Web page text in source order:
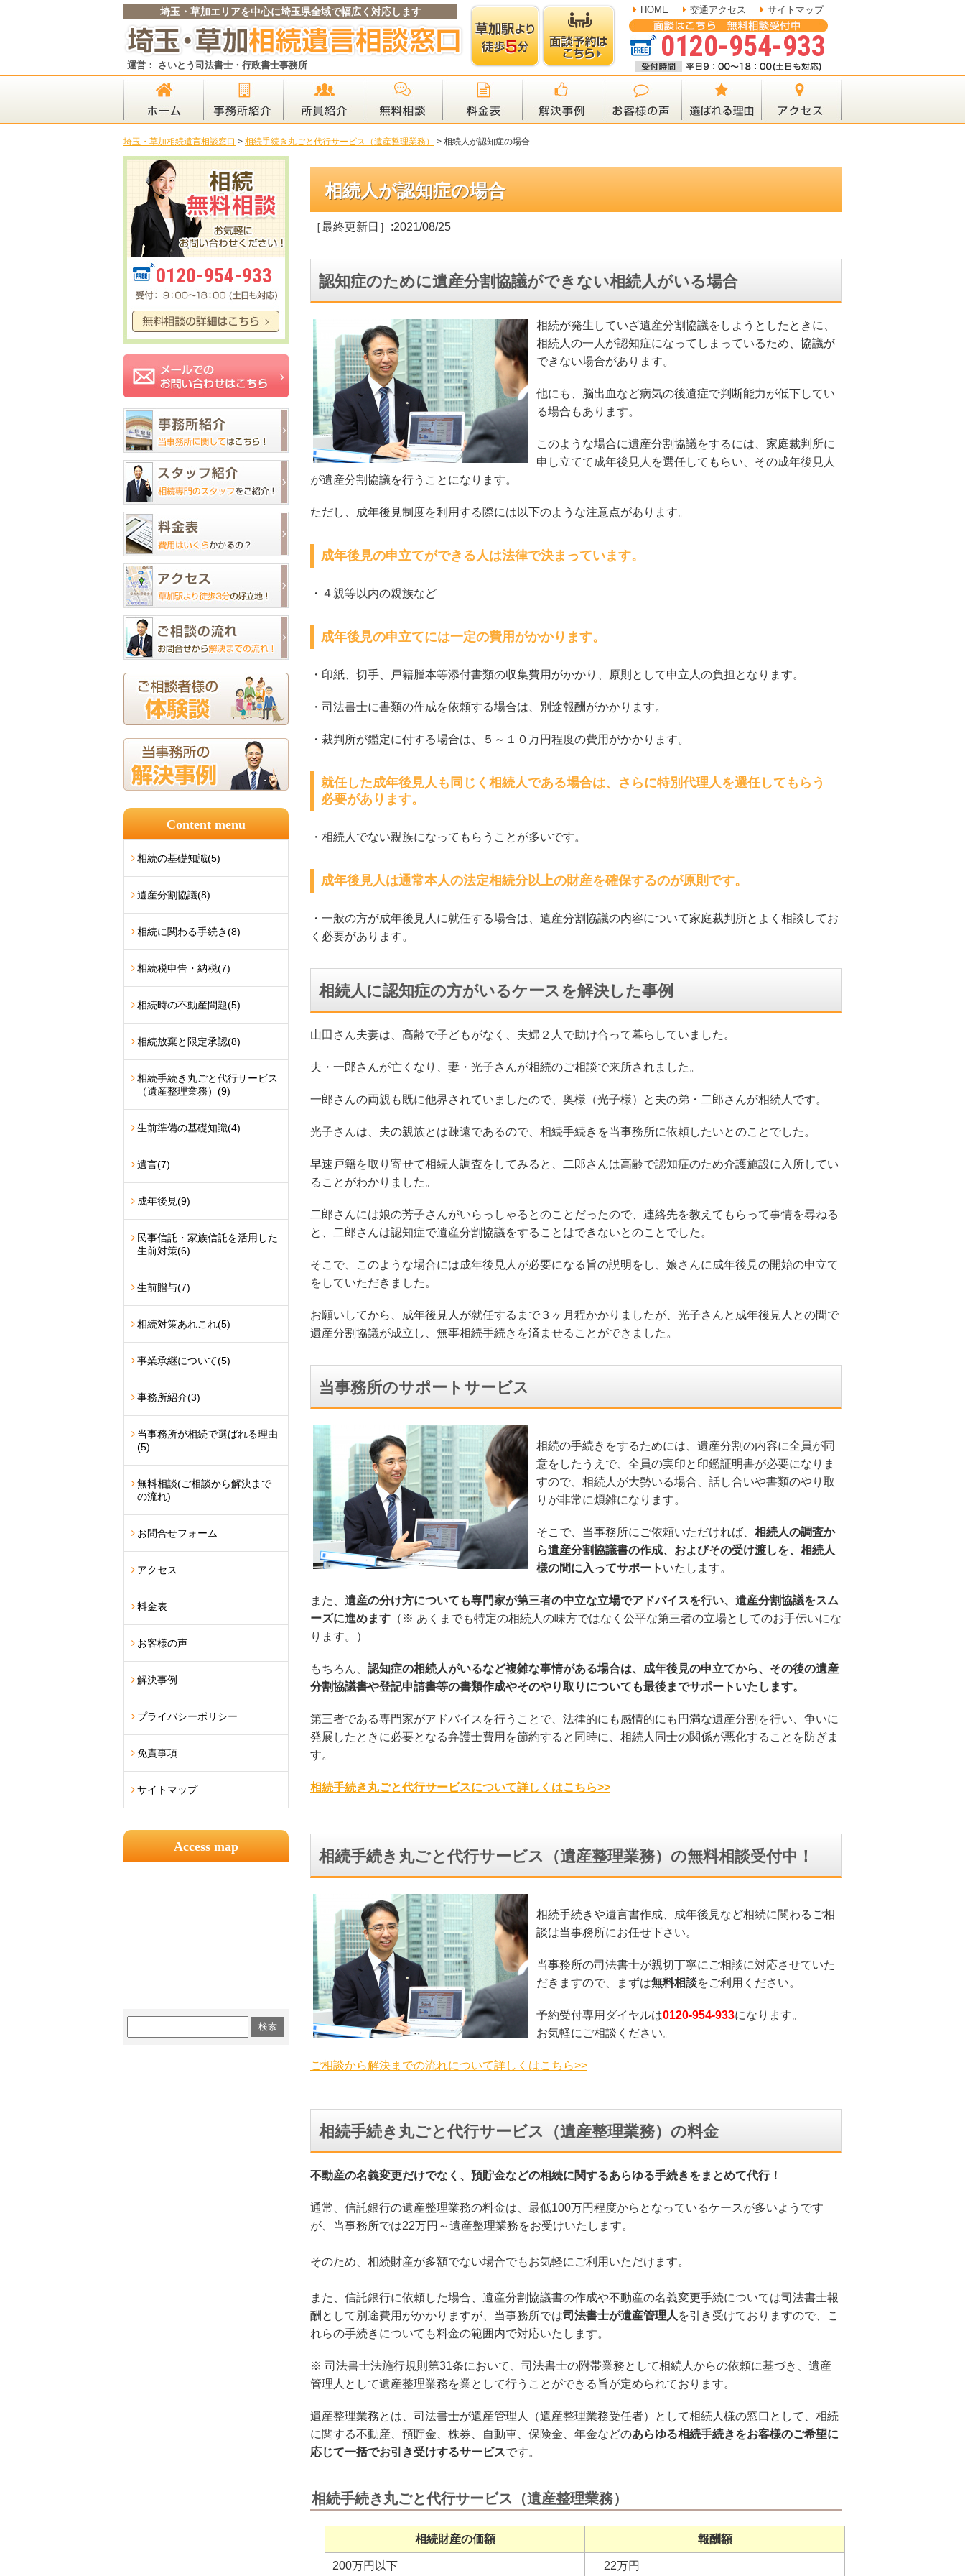
埼玉・草加エリアを中心に埼玉県全域で幅広く対応します
運営： さいとう司法書士・行政書士事務所
HOME 交通アクセス サイトマップ
0120-954-933
埼玉・草加相続遺言相談窓口 > 相続手続き丸ごと代行サービス（遺産整理業務） > 相続人が認知症の場合
相続人が認知症の場合
［最終更新日］:2021/08/25
認知症のために遺産分割協議ができない相続人がいる場合
相続が発生していざ遺産分割協議をしようとしたときに、
相続人の一人が認知症になってしまっているため、協議が
できない場合があります。
他にも、脳出血など病気の後遺症で判断能力が低下してい
る場合もあります。
このような場合に遺産分割協議をするには、家庭裁判所に
申し立てて成年後見人を選任してもらい、その成年後見人
が遺産分割協議を行うことになります。
ただし、成年後見制度を利用する際には以下のような注意点があります。
成年後見の申立てができる人は法律で決まっています。
・４親等以内の親族など
成年後見の申立てには一定の費用がかかります。
・印紙、切手、戸籍謄本等添付書類の収集費用がかかり、原則として申立人の負担となります。
・司法書士に書類の作成を依頼する場合は、別途報酬がかかります。
・裁判所が鑑定に付する場合は、５～１０万円程度の費用がかかります。
就任した成年後見人も同じく相続人である場合は、さらに特別代理人を選任してもらう
必要があります。
・相続人でない親族になってもらうことが多いです。
成年後見人は通常本人の法定相続分以上の財産を確保するのが原則です。
・一般の方が成年後見人に就任する場合は、遺産分割協議の内容について家庭裁判所とよく相談してお
く必要があります。
相続人に認知症の方がいるケースを解決した事例
山田さん夫妻は、高齢で子どもがなく、夫婦２人で助け合って暮らしていました。
夫・一郎さんが亡くなり、妻・光子さんが相続のご相談で来所されました。
一郎さんの両親も既に他界されていましたので、奥様（光子様）と夫の弟・二郎さんが相続人です。
光子さんは、夫の親族とは疎遠であるので、相続手続きを当事務所に依頼したいとのことでした。
早速戸籍を取り寄せて相続人調査をしてみると、二郎さんは高齢で認知症のため介護施設に入所してい
ることがわかりました。
二郎さんには娘の芳子さんがいらっしゃるとのことだったので、連絡先を教えてもらって事情を尋ねる
と、二郎さんは認知症で遺産分割協議をすることはできないとのことでした。
そこで、このような場合には成年後見人が必要になる旨の説明をし、娘さんに成年後見の開始の申立て
をしていただきました。
お願いしてから、成年後見人が就任するまで３ヶ月程かかりましたが、光子さんと成年後見人との間で
遺産分割協議が成立し、無事相続手続きを済ませることができました。
当事務所のサポートサービス
相続の手続きをするためには、遺産分割の内容に全員が同
意をしたうえで、全員の実印と印鑑証明書が必要になりま
すので、相続人が大勢いる場合、話し合いや書類のやり取
りが非常に煩雑になります。
そこで、当事務所にご依頼いただければ、 相続人の調査か
ら遺産分割協議書の作成、およびその受け渡しを、相続人
様の間に入ってサポート いたします。
また、 遺産の分け方についても専門家が第三者の中立な立場でアドバイスを行い、遺産分割協議をスム
ーズに進めます （※ あくまでも特定の相続人の味方ではなく公平な第三者の立場としてのお手伝いにな
ります。）
もちろん、 認知症の相続人がいるなど複雑な事情がある場合は、成年後見の申立てから、その後の遺産
分割協議書や登記申請書等の書類作成やそのやり取りについても最後までサポートいたします。
第三者である専門家がアドバイスを行うことで、法律的にも感情的にも円満な遺産分割を行い、争いに
発展したときに必要となる弁護士費用を節約すると同時に、相続人同士の関係が悪化することを防ぎま
す。
相続手続き丸ごと代行サービスについて詳しくはこちら>>
相続手続き丸ごと代行サービス（遺産整理業務）の無料相談受付中！
相続手続きや遺言書作成、成年後見など相続に関わるご相
談は当事務所にお任せ下さい。
当事務所の司法書士が親切丁寧にご相談に対応させていた
だきますので、まずは無料相談をご利用ください。
予約受付専用ダイヤルは0120-954-933になります。
お気軽にご相談ください。
ご相談から解決までの流れについて詳しくはこちら>>
相続手続き丸ごと代行サービス（遺産整理業務）の料金
不動産の名義変更だけでなく、預貯金などの相続に関するあらゆる手続きをまとめて代行！
通常、信託銀行の遺産整理業務の料金は、最低100万円程度からとなっているケースが多いようです
が、当事務所では22万円～遺産整理業務をお受けいたします。
そのため、相続財産が多額でない場合でもお気軽にご利用いただけます。
また、信託銀行に依頼した場合、遺産分割協議書の作成や不動産の名義変更手続については司法書士報
酬として別途費用がかかりますが、当事務所では司法書士が遺産管理人 を引き受けておりますので、こ
れらの手続きについても料金の範囲内で対応いたします。
※ 司法書士法施行規則第31条において、司法書士の附帯業務として相続人からの依頼に基づき、遺産
管理人として遺産整理業務を業として行うことができる旨が定められております。
遺産整理業務とは、司法書士が遺産管理人（遺産整理業務受任者）として相続人様の窓口として、相続
に関する不動産、預貯金、株券、自動車、保険金、年金などのあらゆる相続手続きをお客様のご希望に
応じて一括でお引き受けするサービスです。
相続手続き丸ごと代行サービス（遺産整理業務）
相続財産の価額 報酬額
200万円以下 22万円
0120-954-933
Content menu
相続の基礎知識(5)
遺産分割協議(8)
相続に関わる手続き(8)
相続税申告・納税(7)
相続時の不動産問題(5)
相続放棄と限定承認(8)
相続手続き丸ごと代行サービス
（遺産整理業務） (9)
生前準備の基礎知識(4)
遺言(7)
成年後見(9)
民事信託・家族信託を活用した
生前対策(6)
生前贈与(7)
相続対策あれこれ(5)
事業承継について(5)
事務所紹介(3)
当事務所が相続で選ばれる理由
(5)
無料相談(ご相談から解決まで
の流れ)
お問合せフォーム
アクセス
料金表
お客様の声
解決事例
プライバシーポリシー
免責事項
サイトマップ
Access map